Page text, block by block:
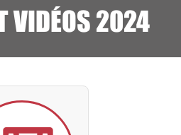
VIDÉOS 2024